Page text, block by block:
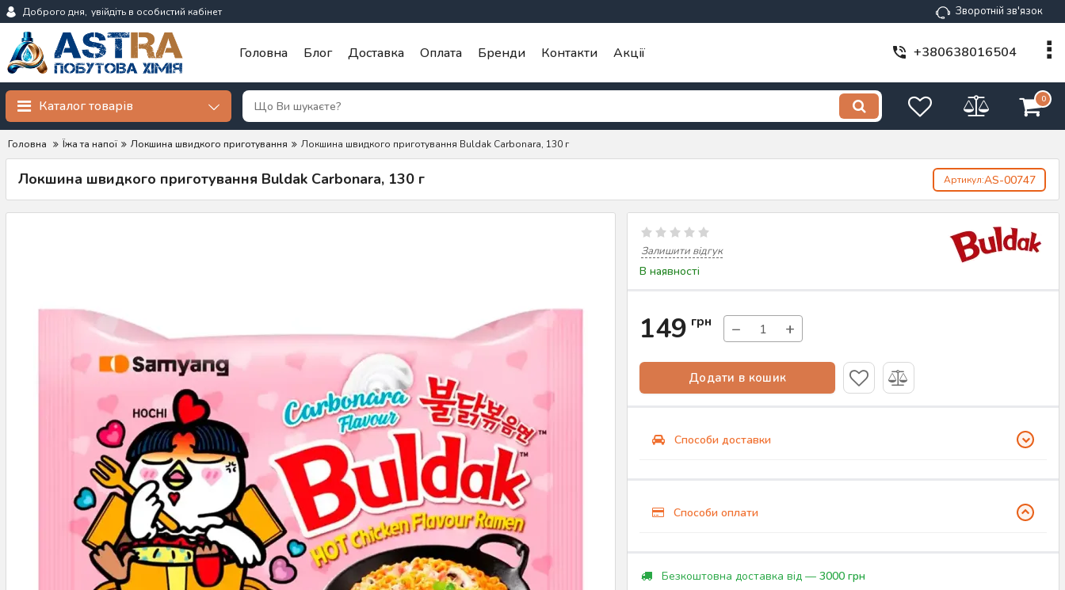
Доброго дня, увійдіть в особистий кабінет Зворотній зв'язок
Головна Блог Доставка Оплата Бренди Контакти Акції +380638016504
Каталог товарів 0
Головна Їжа та напої Локшина швидкого приготування Локшина швидкого приготування Buldak Carbonara, 130 г
Локшина швидкого приготування Buldak Carbonara, 130 г Артикул:AS-00747
Залишити відгук
В наявності
149 грн − +
Додати в кошик
Способи доставки
Способи оплати
Безкоштовна доставка від — 3000 грн